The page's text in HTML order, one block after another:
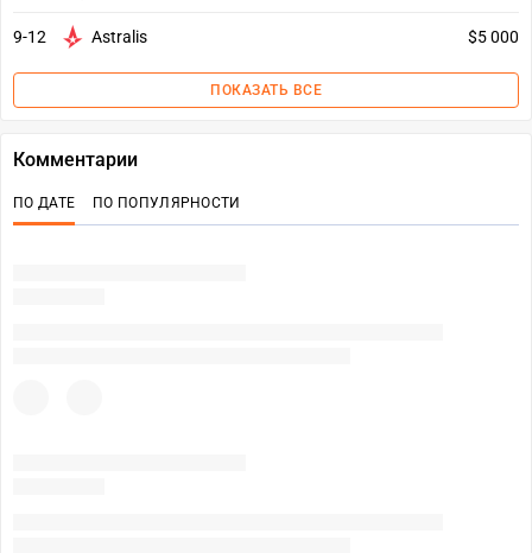
9-12 Astralis $5 000
ПОКАЗАТЬ ВСЕ
Комментарии
ПО ДАТЕ ПО ПОПУЛЯРНОСТИ